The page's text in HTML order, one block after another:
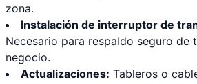
zona.
Instalación de interruptor de
Necesario para respaldo seguro de
negocio.
Actualizaciones: Tableros o